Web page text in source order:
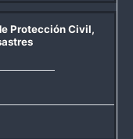
Protección Civil,